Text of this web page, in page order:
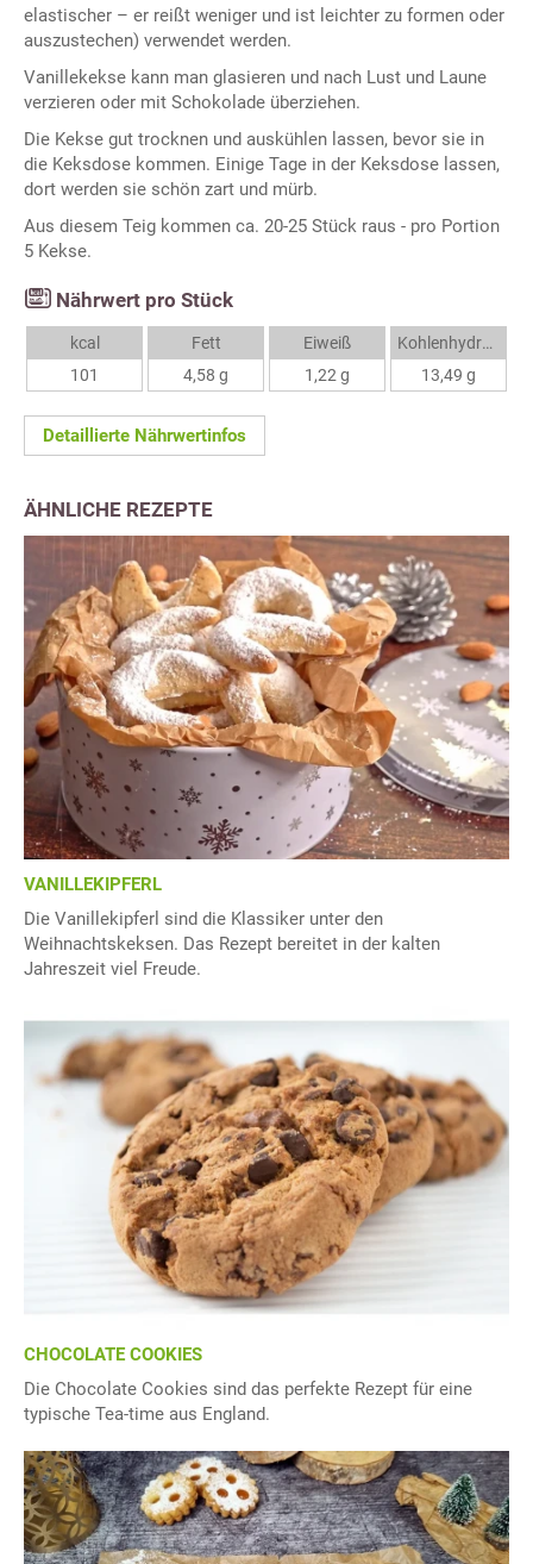
elastischer – er reißt weniger und ist leichter zu formen oder
auszustechen) verwendet werden.
Vanillekekse kann man glasieren und nach Lust und Laune
verzieren oder mit Schokolade überziehen.
Die Kekse gut trocknen und auskühlen lassen, bevor sie in
die Keksdose kommen. Einige Tage in der Keksdose lassen,
dort werden sie schön zart und mürb.
Aus diesem Teig kommen ca. 20-25 Stück raus - pro Portion
5 Kekse.
Nährwert pro Stück
kcal
101
Fett
4,58 g
Eiweiß
1,22 g
Kohlenhydrate
13,49 g
Detaillierte Nährwertinfos
ÄHNLICHE REZEPTE
VANILLEKIPFERL
Die Vanillekipferl sind die Klassiker unter den
Weihnachtskeksen. Das Rezept bereitet in der kalten
Jahreszeit viel Freude.
CHOCOLATE COOKIES
Die Chocolate Cookies sind das perfekte Rezept für eine
typische Tea-time aus England.